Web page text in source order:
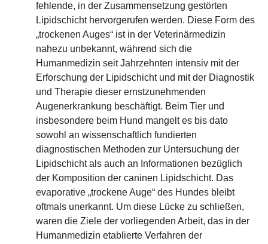
fehlende, in der Zusammensetzung gestörten
Lipidschicht hervorgerufen werden. Diese Form des
„trockenen Auges“ ist in der Veterinärmedizin
nahezu unbekannt, während sich die
Humanmedizin seit Jahrzehnten intensiv mit der
Erforschung der Lipidschicht und mit der Diagnostik
und Therapie dieser ernstzunehmenden
Augenerkrankung beschäftigt. Beim Tier und
insbesondere beim Hund mangelt es bis dato
sowohl an wissenschaftlich fundierten
diagnostischen Methoden zur Untersuchung der
Lipidschicht als auch an Informationen bezüglich
der Komposition der caninen Lipidschicht. Das
evaporative „trockene Auge“ des Hundes bleibt
oftmals unerkannt. Um diese Lücke zu schließen,
waren die Ziele der vorliegenden Arbeit, das in der
Humanmedizin etablierte Verfahren der